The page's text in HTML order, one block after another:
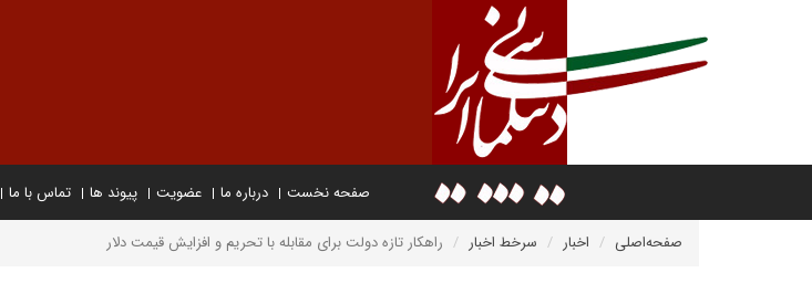
صفحه نخست درباره ما عضویت پیوند ها تماس با ما
صفحه‌اصلی اخبار سرخط اخبار راهکار تازه دولت برای مقابله با تحریم و افزایش قیمت دلار